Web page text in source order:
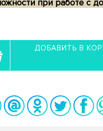
при работе с
ДОБАВИТЬ В